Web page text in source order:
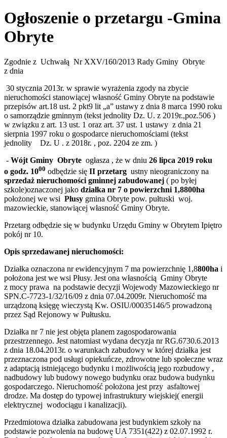
Ogłoszenie o przetargu -Gmina
Obryte
Zgodnie z Uchwałą Nr XXV/160/2013 Rady Gminy Obryte
z dnia
30 stycznia 2013r. w sprawie wyrażenia zgody na zbycie
nieruchomości stanowiącej własność Gminy Obryte na podstawie
przepisów art.18 ust. 2 pkt9 lit „a” ustawy z dnia 8 marca 1990 roku
o samorządzie gminnym (tekst jednolity Dz. U. z 2019r.,poz.506 )
w związku z art. 13 ust. 1 oraz art. 37 ust. 1 ustawy z dnia 21
sierpnia 1997 roku o gospodarce nieruchomościami (tekst
jednolity Dz. U . z 2018r. , poz. 2204 ze zm. )
- Wójt Gminy Obryte ogłasza , że w dniu 26 lipca 2019 roku
o godz. 1000 odbędzie się II przetarg ustny nieograniczony na
sprzedaż nieruchomości gminnej zabudowanej ( po byłej
szkole)oznaczonej jako działka nr 7 o powierzchni 1,8800ha
położonej we wsi Płusy gmina Obryte pow. pułtuski woj.
mazowieckie, stanowiącej własność Gminy Obryte.
Przetarg odbędzie się w budynku Urzędu Gminy w Obrytem Ipiętro
pokój nr 10.
Opis sprzedawanej nieruchomości:
Działka oznaczona nr ewidencyjnym 7 ma powierzchnię 1,8800ha i
położona jest we wsi Płusy. Jest ona własnością Gminy Obryte
z mocy prawa na podstawie decyzji Wojewody Mazowieckiego nr
SPN.C-7723-1/32/16/09 z dnia 07.04.2009r. Nieruchomość ma
urządzoną księgę wieczystą Kw. OSIU/00035146/5 prowadzoną
przez Sąd Rejonowy w Pułtusku.
Działka nr 7 nie jest objęta planem zagospodarowania
przestrzennego. Jest natomiast wydana decyzja nr RG.6730.6.2013
z dnia 18.04.2013r. o warunkach zabudowy w której działka jest
przeznaczona pod usługi opiekuńcze, zdrowotne lub społeczne wraz
z adaptacją istniejącego budynku i możliwością jego rozbudowy ,
nadbudowy lub budowy nowego budynku oraz budowa budynku
gospodarczego. Nieruchomość położona jest przy asfaltowej
drodze. Ma dostęp do typowej infrastruktury wiejskiej( energii
elektrycznej wodociągu i kanalizacji).
Przedmiotowa działka zabudowana jest budynkiem szkoły na
podstawie pozwolenia na budowę UA 7351(422) z 02.07.1992 r.